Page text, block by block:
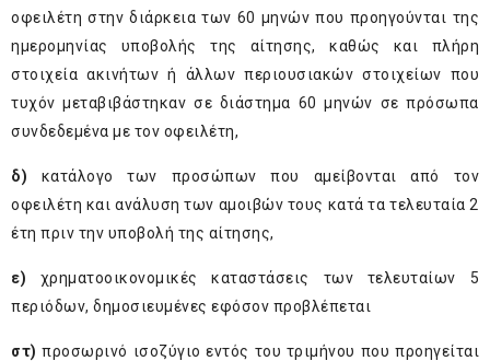
οφειλέτη στην διάρκεια των 60 μηνών που προηγούνται της
ημερομηνίας υποβολής της αίτησης, καθώς και πλήρη
στοιχεία ακινήτων ή άλλων περιουσιακών στοιχείων που
τυχόν μεταβιβάστηκαν σε διάστημα 60 μηνών σε πρόσωπα
συνδεδεμένα με τον οφειλέτη,
δ) κατάλογο των προσώπων που αμείβονται από τον
οφειλέτη και ανάλυση των αμοιβών τους κατά τα τελευταία 2
έτη πριν την υποβολή της αίτησης,
ε) χρηματοοικονομικές καταστάσεις των τελευταίων 5
περιόδων, δημοσιευμένες εφόσον προβλέπεται
στ) προσωρινό ισοζύγιο εντός του τριμήνου που προηγείται